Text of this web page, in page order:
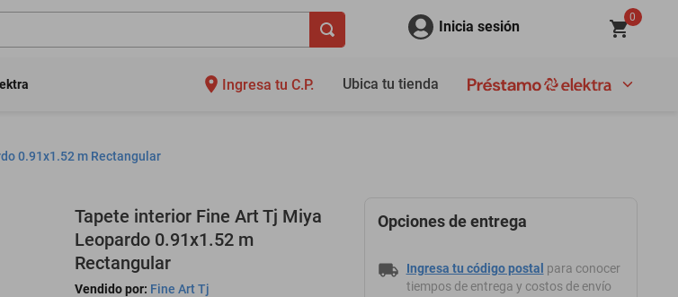
Inicia sesión
0
Ingresa tu C.P. Ubica tu tienda
0.91x1.52 m Rectangular
Tapete interior Fine Art Tj Miya
Leopardo 0.91x1.52 m
Rectangular
Vendido por: Fine Art Tj
Opciones de entrega
Ingresa tu código postal para conocer
tiempos de entrega y costos de envío